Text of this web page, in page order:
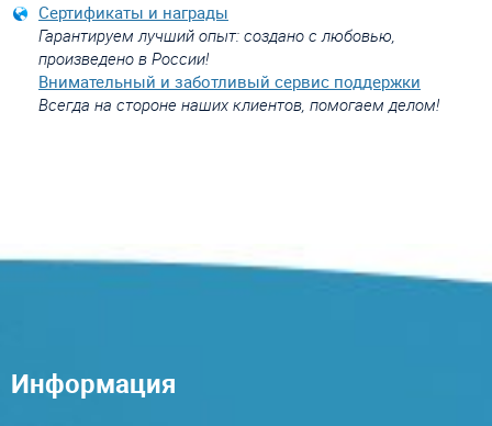
Сертификаты и награды
Гарантируем лучший опыт: создано с любовью,
произведено в России!
Внимательный и заботливый сервис поддержки
Всегда на стороне наших клиентов, помогаем делом!
Информация